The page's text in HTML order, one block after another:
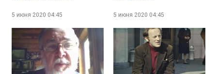
5 июня 2020 04:45 5 июня 2020 04:45